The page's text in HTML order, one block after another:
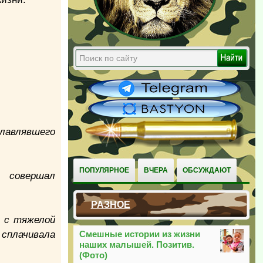
ПОПУЛЯРНОЕ ВЧЕРА ОБСУЖДАЮТ
РАЗНОЕ
Смешные истории из жизни
наших малышей. Позитив.
(Фото)
с тяжелой